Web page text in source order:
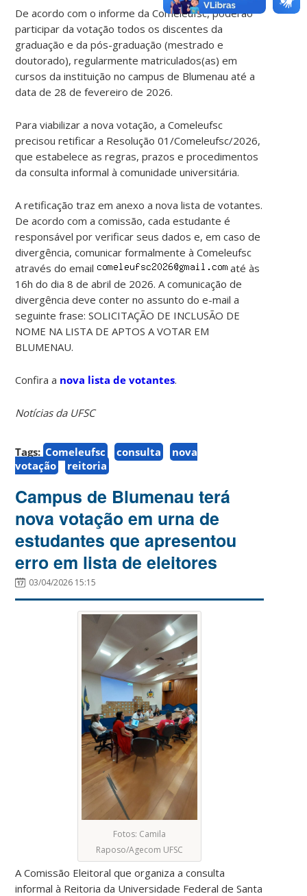
De acordo com o informe da Comeleufsc, poderão
participar da votação todos os discentes da
graduação e da pós-graduação (mestrado e
doutorado), regularmente matriculados(as) em
cursos da instituição no campus de Blumenau até a
data de 28 de fevereiro de 2026.
Para viabilizar a nova votação, a Comeleufsc
precisou retificar a Resolução 01/Comeleufsc/2026,
que estabelece as regras, prazos e procedimentos
da consulta informal à comunidade universitária.
A retificação traz em anexo a nova lista de votantes.
De acordo com a comissão, cada estudante é
responsável por verificar seus dados e, em caso de
divergência, comunicar formalmente à Comeleufsc
através do email
até às
16h do dia 8 de abril de 2026. A comunicação de
divergência deve conter no assunto do e-mail a
seguinte frase: SOLICITAÇÃO DE INCLUSÃO DE
NOME NA LISTA DE APTOS A VOTAR EM
BLUMENAU.
Confira a nova lista de votantes.
Notícias da UFSC
Tags: Comeleufsc consulta
nova
votação
reitoria
Campus de Blumenau terá
nova votação em urna de
estudantes que apresentou
erro em lista de eleitores
03/04/2026 15:15
Fotos: Camila
Raposo/Agecom UFSC
A Comissão Eleitoral que organiza a consulta
informal à Reitoria da Universidade Federal de Santa